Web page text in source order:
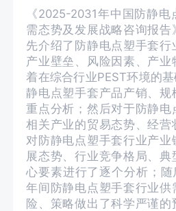
《2025-2031年中国防静
需态势及发展战略咨询报
先介绍了防静电点塑手套行
产业壁垒、风险因素、产
着在综合行业PEST环境的
静电点塑手套产品产销、规
重点分析；然后对于防静
相关产业的贸易态势、经
对防静电点塑手套行业产
展态势、行业竞争格局、
心要素进行了逐个分析；
年间防静电点塑手套行业
险、策略做出了科学严谨